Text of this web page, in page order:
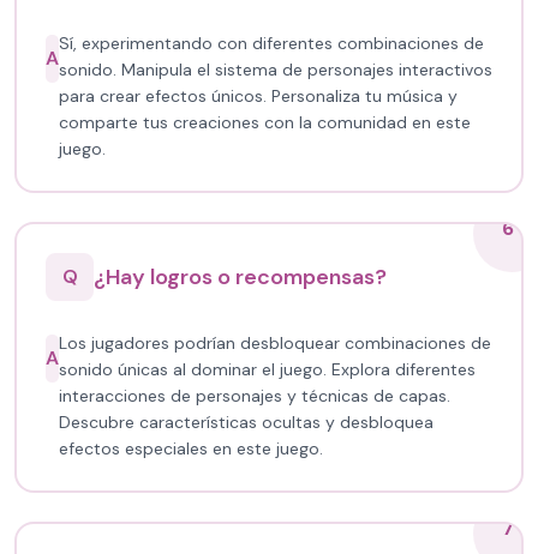
A
Sí, experimentando con diferentes combinaciones de
sonido. Manipula el sistema de personajes interactivos
para crear efectos únicos. Personaliza tu música y
comparte tus creaciones con la comunidad en este
juego.
6
Q
¿Hay logros o recompensas?
A
Los jugadores podrían desbloquear combinaciones de
sonido únicas al dominar el juego. Explora diferentes
interacciones de personajes y técnicas de capas.
Descubre características ocultas y desbloquea
efectos especiales en este juego.
7